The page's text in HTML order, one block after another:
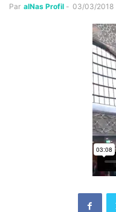
Par alNas Profil - 03/03/2018